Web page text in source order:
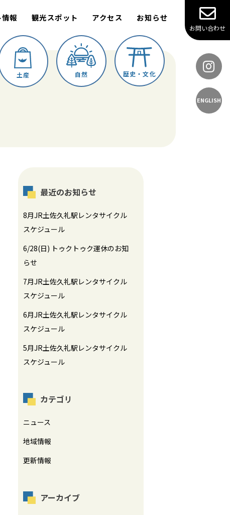
報 観光スポット アクセス お知らせ
お問い合わせ
ENGLISH
土産 自然 歴史・文化
最近のお知らせ
8月JR土佐久礼駅レンタサイクル
スケジュール
6/28(日) トゥクトゥク運休のお知
らせ
7月JR土佐久礼駅レンタサイクル
スケジュール
6月JR土佐久礼駅レンタサイクル
スケジュール
5月JR土佐久礼駅レンタサイクル
スケジュール
カテゴリ
ニュース
地域情報
更新情報
アーカイブ